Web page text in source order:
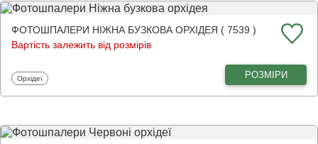
ФОТОШПАЛЕРИ НІЖНА БУЗКОВА ОРХІДЕЯ ( 7539 )
Вартість залежить від розмірів
Фотошпалери
Орхідеї РОЗМІРИ